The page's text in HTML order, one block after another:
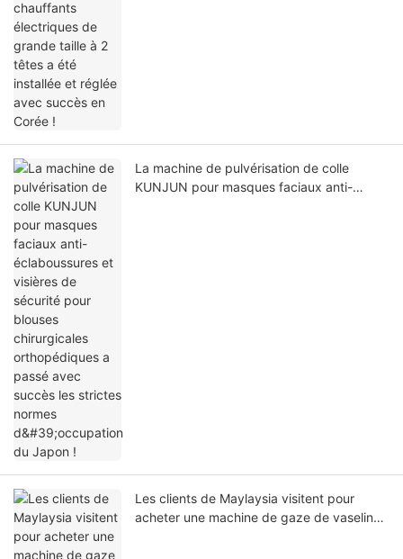
La machine de pulvérisation de colle
KUNJUN pour masques faciaux anti-
Les clients de Maylaysia visitent pour
acheter une machine de gaze de vaseline